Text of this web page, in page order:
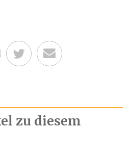
auf Facebook
Teilen auf Twitter
Per E-Mail senden
zu diesem